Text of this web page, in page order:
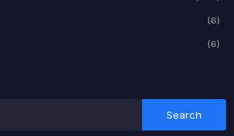
(6)
(6)